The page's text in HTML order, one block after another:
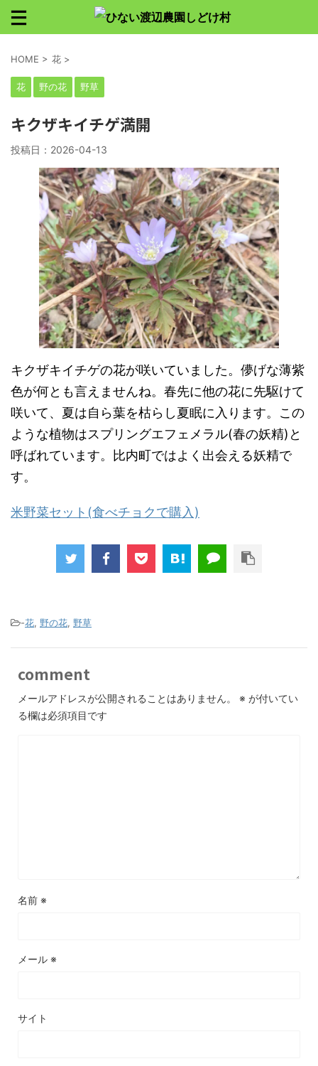
HOME > 花 >
花 野の花 野草
キクザキイチゲ満開
投稿日： 2026-04-13
キクザキイチゲの花が咲いていました。儚げな薄紫
色が何とも言えませんね。春先に他の花に先駆けて
咲いて、夏は自ら葉を枯らし夏眠に入ります。この
ような植物はスプリングエフェメラル(春の妖精)と
呼ばれています。比内町ではよく出会える妖精で
す。
米野菜セット(食べチョクで購入)
-花, 野の花, 野草
comment
メールアドレスが公開されることはありません。 ※ が付いてい
る欄は必須項目です
名前 ※
メール ※
サイト